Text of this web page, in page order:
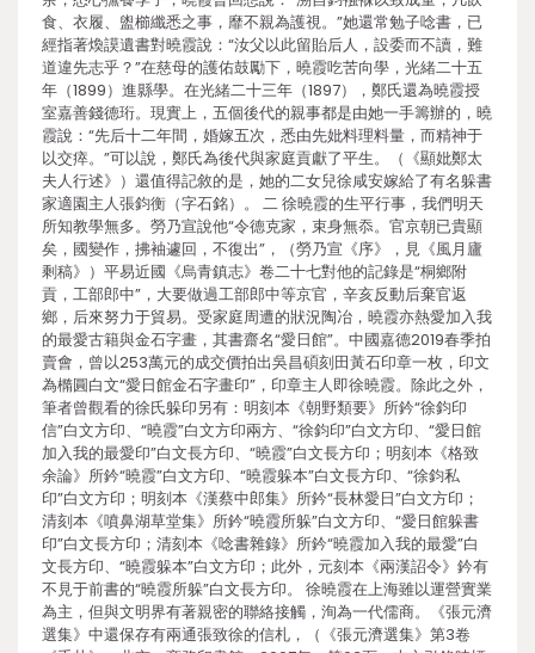
食、衣履、盥櫛纖悉之事，靡不親為護視。”她還常勉子唸書，已
經指著煥謨遺書對曉霞說：“汝父以此留貽后人，設委而不讀，難
道違先志乎？”在慈母的護佑鼓勵下，曉霞吃苦向學，光緒二十五
年（1899）進縣學。在光緒二十三年（1897），鄭氏還為曉霞授
室嘉善錢德珩。現實上，五個後代的親事都是由她一手籌辦的，曉
霞說：“先后十二年間，婚嫁五次，悉由先妣料理料量，而精神于
以交瘁。”可以說，鄭氏為後代與家庭貢獻了平生。（《顯妣鄭太
夫人行述》）還值得記敘的是，她的二女兒徐咸安嫁給了有名躲書
家適園主人張鈞衡（字石銘）。 二 徐曉霞的生平行事，我們明天
所知教學無多。勞乃宣說他“令德克家，束身無忝。官京朝已貴顯
矣，國變作，拂袖遽回，不復出”，（勞乃宣《序》，見《風月廬
剩稿》）平易近國《烏青鎮志》卷二十七對他的記錄是“桐鄉附
貢，工部郎中”，大要做過工部郎中等京官，辛亥反動后棄官返
鄉，后來努力于貿易。受家庭周遭的狀況陶冶，曉霞亦熱愛加入我
的最愛古籍與金石字畫，其書齋名“愛日館”。中國嘉德2019春季拍
賣會，曾以253萬元的成交價拍出吳昌碩刻田黃石印章一枚，印文
為橢圓白文“愛日館金石字畫印”，印章主人即徐曉霞。除此之外，
筆者曾觀看的徐氏躲印另有：明刻本《朝野類要》所鈐“徐鈞印
信”白文方印、“曉霞”白文方印兩方、“徐鈞印”白文方印、“愛日館
加入我的最愛印”白文長方印、“曉霞”白文長方印；明刻本《格致
余論》所鈐“曉霞”白文方印、“曉霞躲本”白文長方印、“徐鈞私
印”白文方印；明刻本《漢蔡中郎集》所鈐“長林愛日”白文方印；
清刻本《噴鼻湖草堂集》所鈐“曉霞所躲”白文方印、“愛日館躲書
印”白文長方印；清刻本《唸書雜錄》所鈐“曉霞加入我的最愛”白
文長方印、“曉霞躲本”白文方印；此外，元刻本《兩漢詔令》鈐有
不見于前書的“曉霞所躲”白文長方印。 徐曉霞在上海雖以運營實業
為主，但與文明界有著親密的聯絡接觸，洵為一代儒商。《張元濟
選集》中還保存有兩通張致徐的信札，（《張元濟選集》第3卷